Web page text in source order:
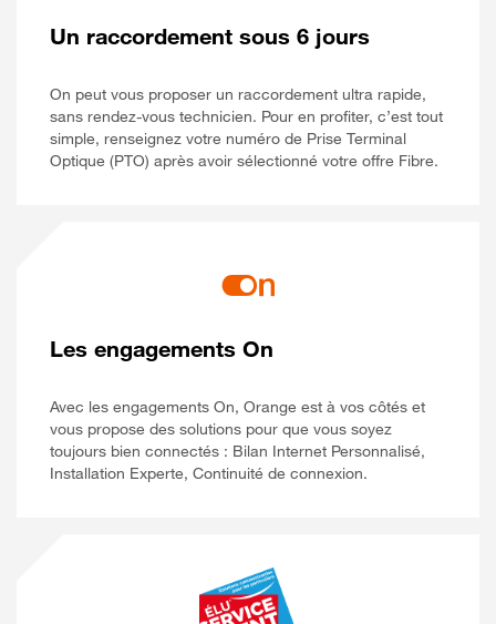
Un raccordement sous 6 jours
On peut vous proposer un raccordement ultra rapide,
sans rendez-vous technicien. Pour en profiter, c’est tout
simple, renseignez votre numéro de Prise Terminal
Optique (PTO) après avoir sélectionné votre offre Fibre.
Les engagements On
Avec les engagements On, Orange est à vos côtés et
vous propose des solutions pour que vous soyez
toujours bien connectés : Bilan Internet Personnalisé,
Installation Experte, Continuité de connexion.